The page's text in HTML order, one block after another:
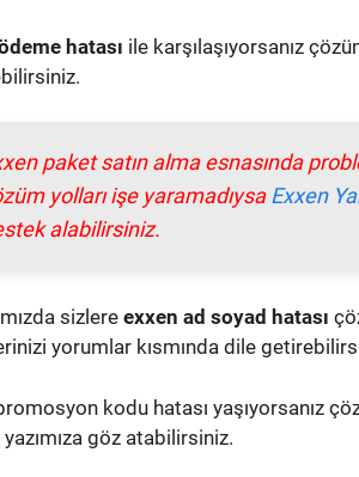
hatası ile karşılaşıyorsanız
paket satın alma esnasında
yolları işe yaramadıysaExxen
alabilirsiniz.
sizlere exxen ad soyad hatası
yorumlar kısmında dile
kodu hatası yaşıyorsanız
yazımıza göz atabilirsiniz.